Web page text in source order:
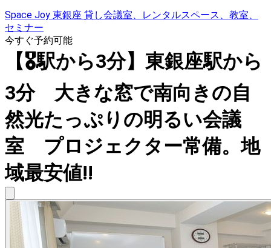
Space Joy 東銀座 貸し会議室、レンタルスペース、教室、
セミナー
今すぐ予約可能
【🎖️駅から3分】東銀座駅から
3分 大きな窓で南向きの自
然光たっぷりの明るい会議
室 プロジェクター常備。地
域最安値!!